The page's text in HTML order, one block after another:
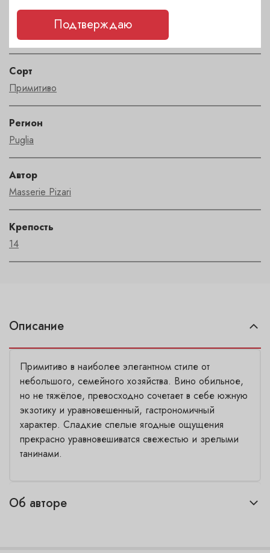
Италия
Сорт
Примитиво
Регион
Puglia
Автор
Masserie Pizari
Крепость
14
Описание
Примитиво в наиболее элегантном стиле от
небольшого, семейного хозяйства. Вино обильное,
но не тяжёлое, превосходно сочетает в себе южную
экзотику и уравновешенный, гастрономичный
характер. Сладкие спелые ягодные ощущения
прекрасно уравновешиватся свежестью и зрелыми
танинами.
Об авторе
Подтверждаю